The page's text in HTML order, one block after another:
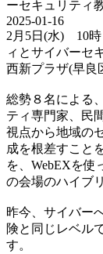
ーセキュリティ
2025-01-16
2月5日(水) 10
ィとサイバーセ
西新プラザ(早良
総勢８名による
ティ専門家、民
視点から地域の
成を根差すこと
を、WebEXを使
の会場のハイブ
昨今、サイバー
険と同じレベル
す。